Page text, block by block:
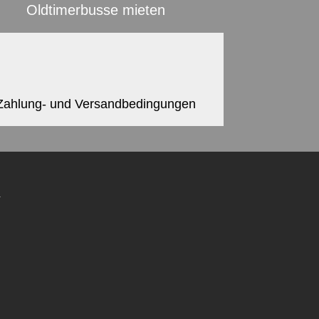
Oldtimerbusse mieten
und Versandbedingungen